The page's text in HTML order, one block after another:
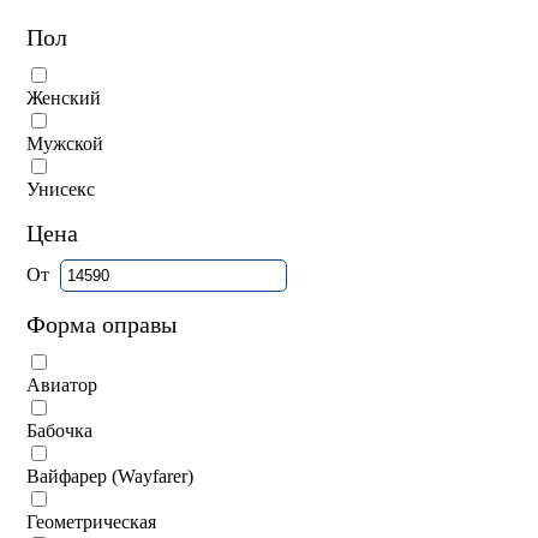
Пол
Женский
Мужской
Унисекс
Цена
От
Форма оправы
Авиатор
Бабочка
Вайфарер (Wayfarer)
Геометрическая